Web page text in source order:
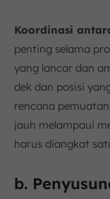
Koordinasi
penting selama
yang lancar dan
dek dan posisi
rencana
jauh melampaui
harus diangkat
b.